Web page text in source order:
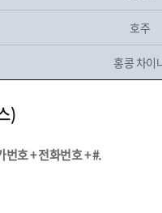
호주
홍콩 차이
)
번호 + 전화번호 + #.